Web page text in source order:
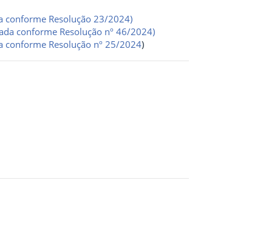
Resolução 23/2024)
conforme Resolução nº 46/2024)
Resolução nº 25/2024)